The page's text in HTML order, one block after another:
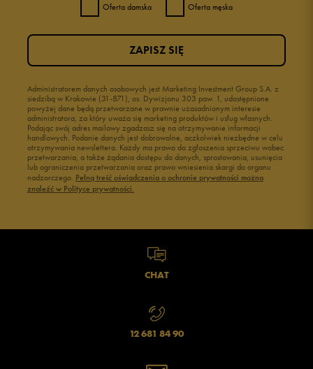
Oferta damska Oferta męska
Administratorem danych osobowych jest Marketing Investment Group S.A. z
siedzibą w Krakowie (31-871), os. Dywizjonu 303 paw. 1, udostępnione
powyżej dane będą przetwarzane w prawnie uzasadnionym interesie
administratora, za który uważa się marketing produktów i usług własnych.
Podając swój adres mailowy zgadzasz się na otrzymywanie informacji
handlowych. Podanie danych jest dobrowolne, aczkolwiek niezbędne w celu
otrzymywania newslettera. Każdy ma prawo do zgłoszenia sprzeciwu wobec
przetwarzania, a także żądania dostępu do danych, sprostowania, usunięcia
lub ograniczenia przetwarzania oraz prawo wniesienia skargi do organu
nadzorczego. Pełną treść oświadczenia o ochronie prywatności można
znaleźć w Polityce prywatności.
ZAPISZ SIĘ
CHAT
12 681 84 90